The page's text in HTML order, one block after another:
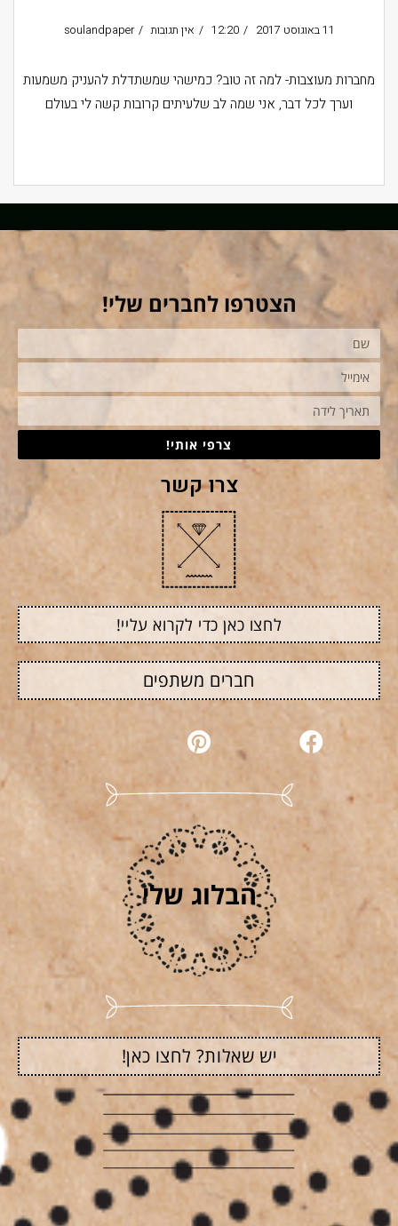
11 באוגוסט 2017 12:20 אין תגובות soulandpaper
מחברות מעוצבות- למה זה טוב? כמישהי שמשתדלת להעניק משמעות
וערך לכל דבר, אני שמה לב שלעיתים קרובות קשה לי בעולם
הצטרפו לחברים שלי!
צרפי אותי!
צרו קשר
לחצו כאן כדי לקרוא עליי!
חברים משתפים
הבלוג שלי
יש שאלות? לחצו כאן!